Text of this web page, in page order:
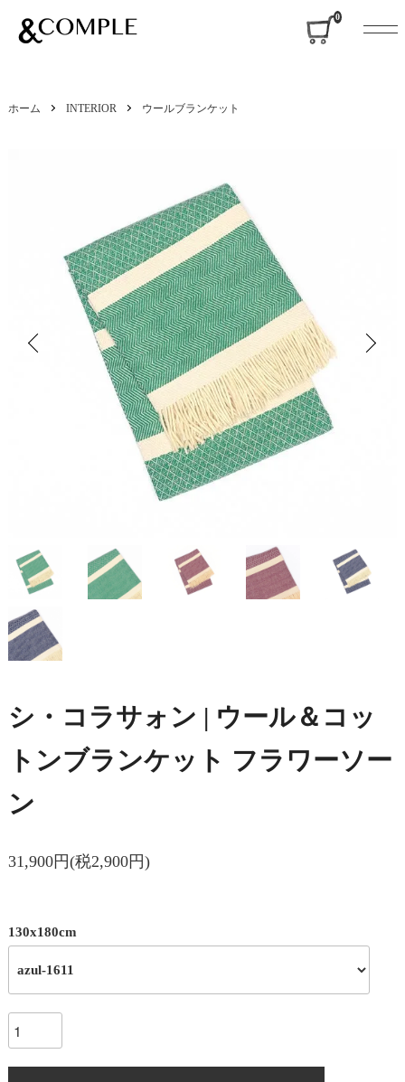
0
ホーム INTERIOR ウールブランケット
シ・コラサォン | ウール＆コッ
トンブランケット フラワーソー
ン
31,900円(税2,900円)
130x180cm